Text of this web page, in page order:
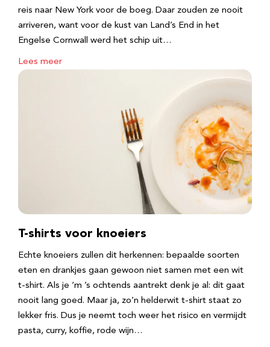
reis naar New York voor de boeg. Daar zouden ze nooit
arriveren, want voor de kust van Land’s End in het
Engelse Cornwall werd het schip uit…
Lees meer
T-shirts voor knoeiers
Echte knoeiers zullen dit herkennen: bepaalde soorten
eten en drankjes gaan gewoon niet samen met een wit
t-shirt. Als je ‘m ’s ochtends aantrekt denk je al: dit gaat
nooit lang goed. Maar ja, zo’n helderwit t-shirt staat zo
lekker fris. Dus je neemt toch weer het risico en vermijdt
pasta, curry, koffie, rode wijn…